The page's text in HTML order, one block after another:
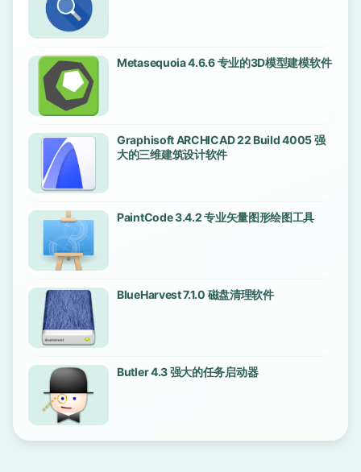
Metasequoia 4.6.6 专业的3D模型建模软件
Graphisoft ARCHICAD 22 Build 4005 强
大的三维建筑设计软件
PaintCode 3.4.2 专业矢量图形绘图工具
BlueHarvest 7.1.0 磁盘清理软件
Butler 4.3 强大的任务启动器